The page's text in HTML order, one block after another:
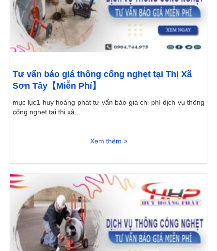
Tư vấn báo giá thông cống nghẹt tại Thị Xã
Sơn Tây【Miễn Phí】
mục lục1 huy hoàng phát tư vấn báo giá chi phí dịch vụ thông
cống nghẹt tại thị xã...
Xem thêm >